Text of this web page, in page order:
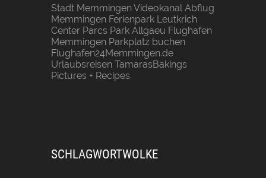
Stadt MemmingenVideokanal Abflug
Memmingen Ferienpark Leutkrich
Center Parcs Park Allgaeu Flughafen
Memmingen Parkplatz buchen
Flughafen24Memmingen.de
Urlaubsreisen TamarasBakings
Pictures + Recipes
SCHLAGWORTWOLKE